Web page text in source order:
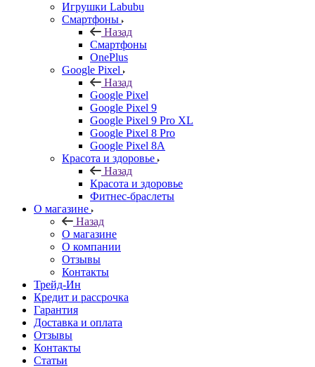
Игрушки Labubu
Смартфоны
Назад
Смартфоны
OnePlus
Google Pixel
Назад
Google Pixel
Google Pixel 9
Google Pixel 9 Pro XL
Google Pixel 8 Pro
Google Pixel 8A
Красота и здоровье
Назад
Красота и здоровье
Фитнес-браслеты
О магазине
Назад
О магазине
О компании
Отзывы
Контакты
Трейд-Ин
Кредит и рассрочка
Гарантия
Доставка и оплата
Отзывы
Контакты
Статьи